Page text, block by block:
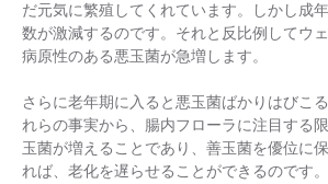
だ元気に繁殖してくれています。しかし成
数が激減するのです。それと反比例してウ
病原性のある悪玉菌が急増します。
さらに老年期に入ると悪玉菌ばかりはびこ
れらの事実から、腸内フローラに注目する
玉菌が増えることであり、善玉菌を優位に
れば、老化を遅らせることができるのです